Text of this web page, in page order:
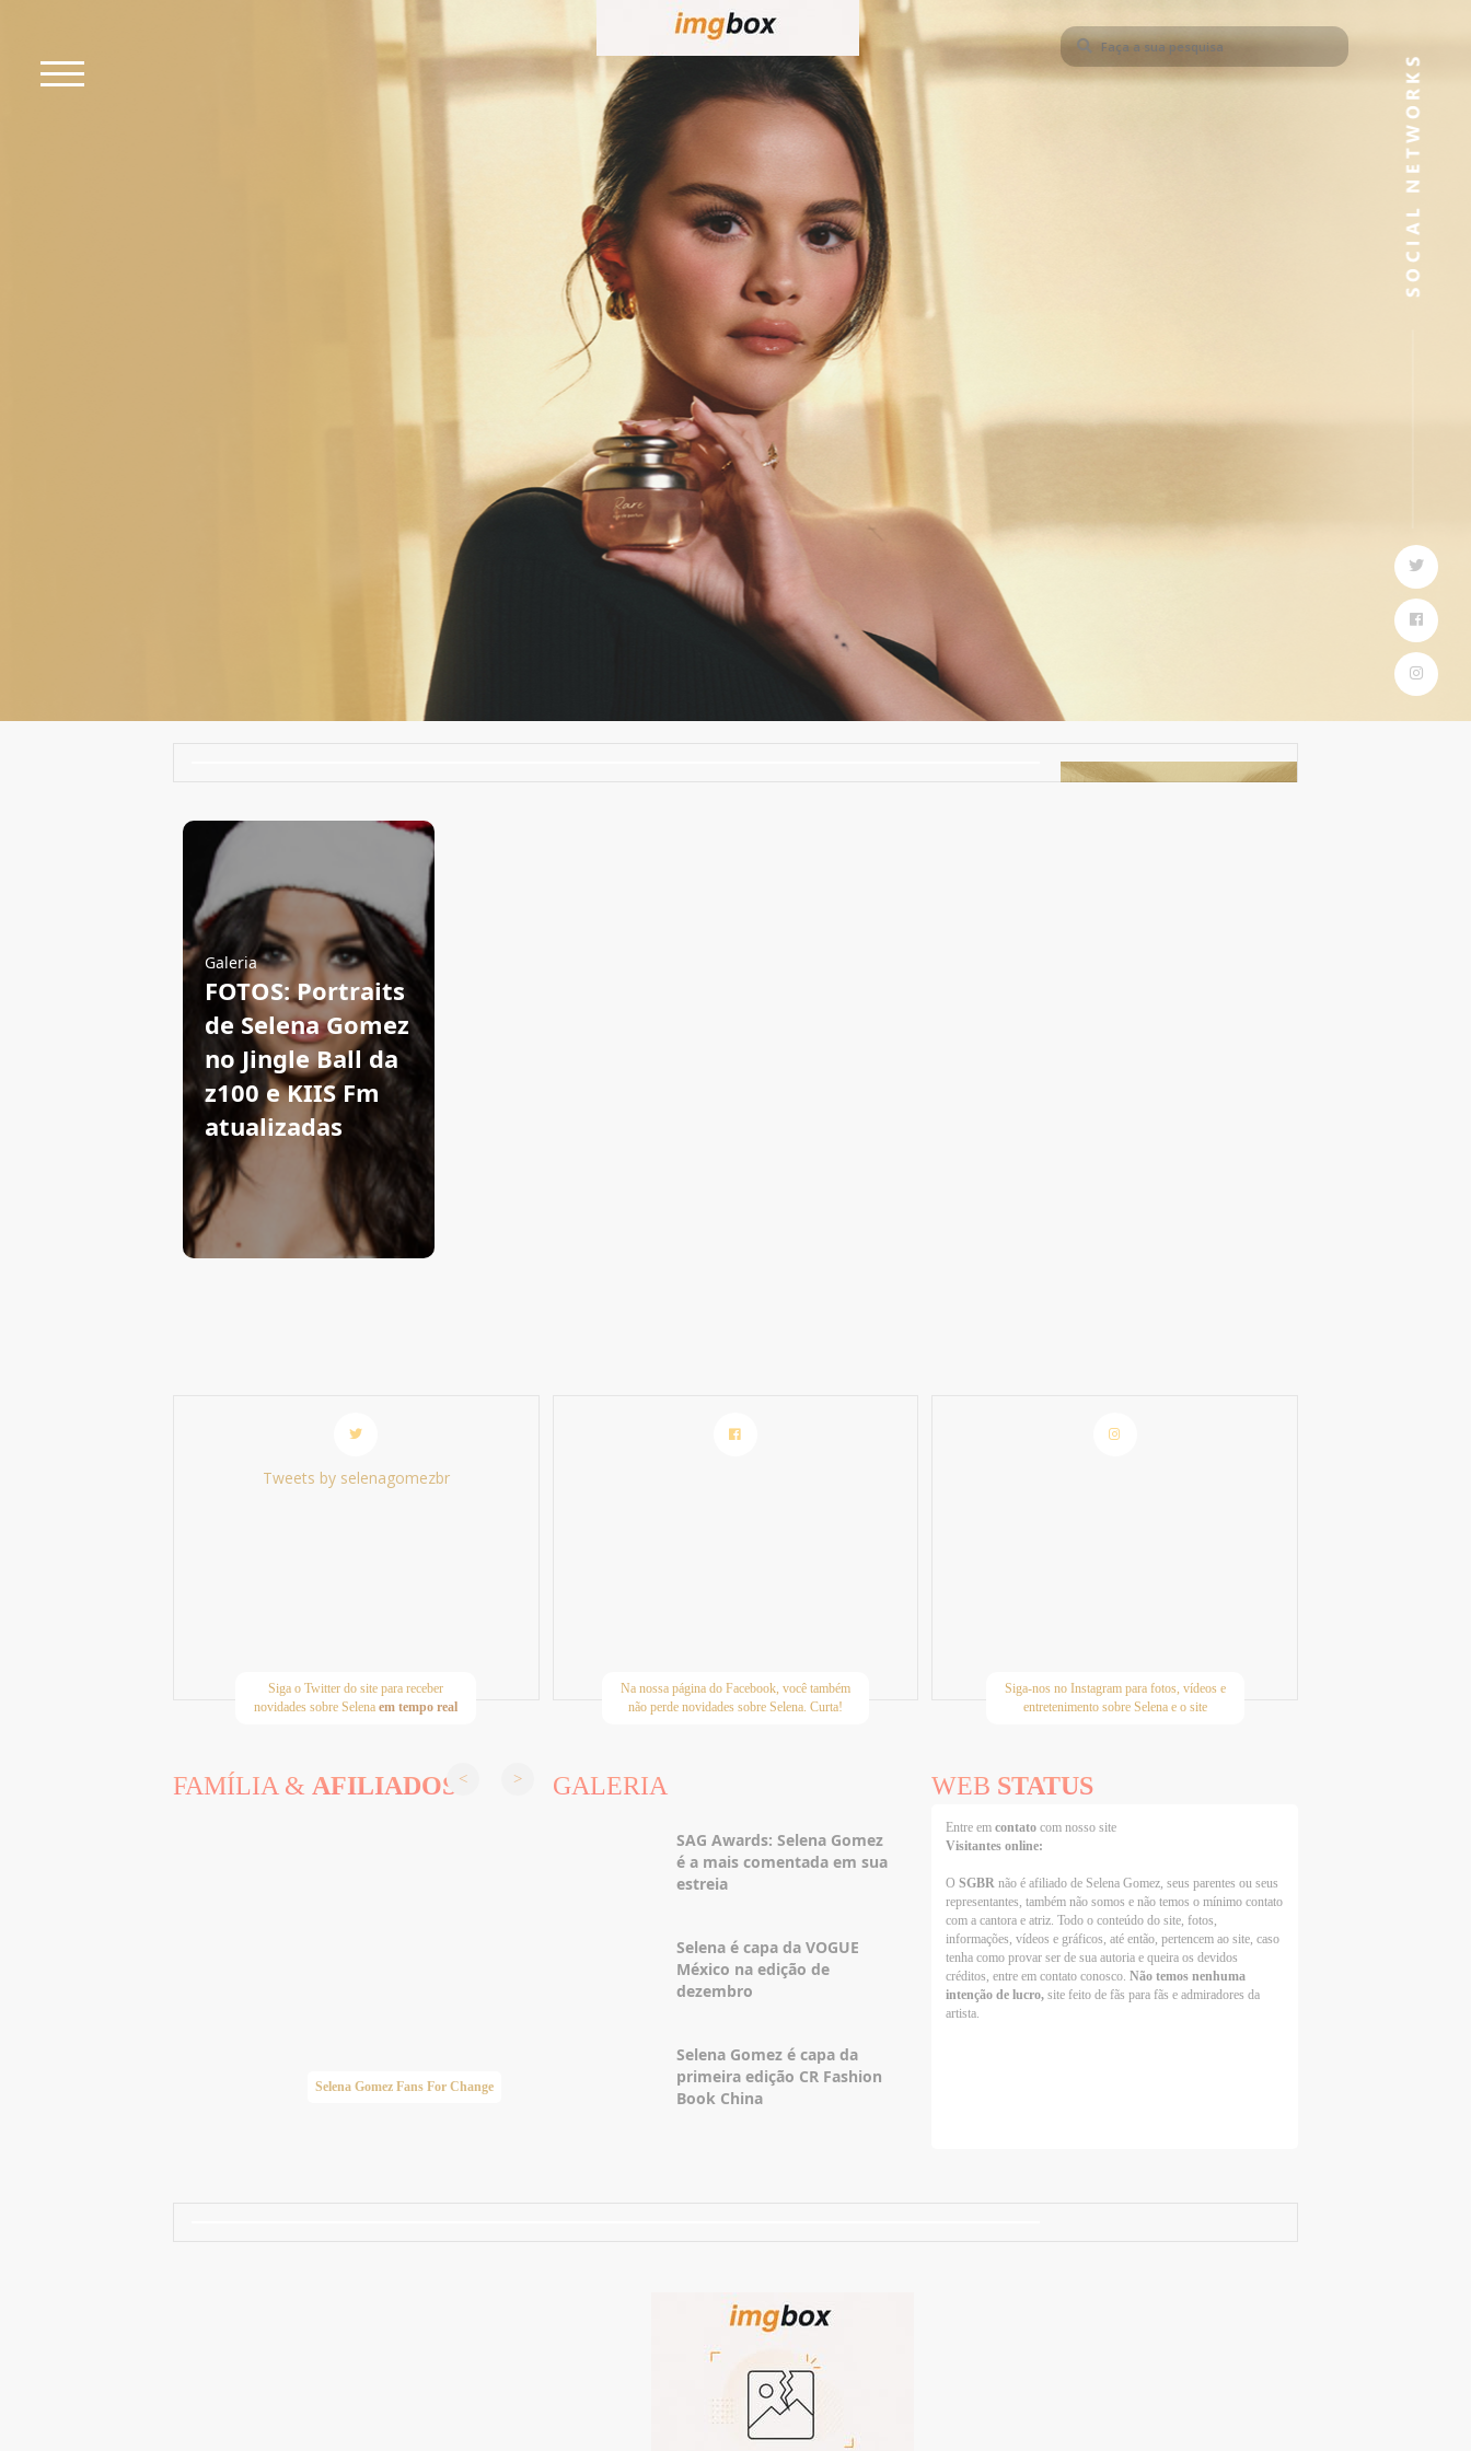
Galeria
FOTOS: Portraits
de Selena Gomez
no Jingle Ball da
z100 e KIIS Fm
atualizadas
Tweets by selenagomezbr
Siga o Twitter do site para receber
novidades sobre Selenaem tempo real
Na nossa página do Facebook, você também
não perde novidades sobre Selena. Curta!
Siga-nos no Instagram para fotos, vídeos e
entretenimento sobre Selena e o site
FAMÍLIA & AFILIADOS
Selena Gomez Fans For Change Taylor Swift Brasil
GALERIA
SAG Awards: Selena Gomez
é a mais comentada em sua
estreia
Selena é capa da VOGUE
México na edição de
dezembro
Selena Gomez é capa da
primeira edição CR Fashion
Book China
WEB STATUS
Entre emcontatocom nosso site
Visitantes online:
OSGBR não é afiliado de Selena Gomez, seus parentes ou seus
representantes, também não somos e não temos o mínimo contato
com a cantora e atriz. Todo o conteúdo do site, fotos,
informações, vídeos e gráficos, até então, pertencem ao site, caso
tenha como provar ser de sua autoria e queira os devidos
créditos, entre em contato conosco.Não temos nenhuma
intenção de lucro,site feito de fãs para fãs e admiradores da
artista.